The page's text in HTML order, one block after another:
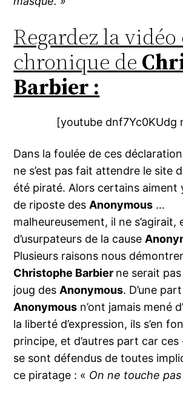
Regardez la vidéo
chronique de
Barbier :
[youtube dnf7Yc0KUdg
Dans la foulée de ces
ne s’est pas fait attendre le site
été piraté. Alors certains aiment
de riposte desAnonymous …
malheureusement, il ne s’agirait,
d’usurpateurs de la cause
Plusieurs raisons nous
Christophe Barbier ne serait
joug desAnonymous. D’une
Anonymous n’ont jamais mené
la liberté d’expression, ils s’en
principe, et d’autres part car ces
se sont défendus de toutes
ce piratage : « On ne touche